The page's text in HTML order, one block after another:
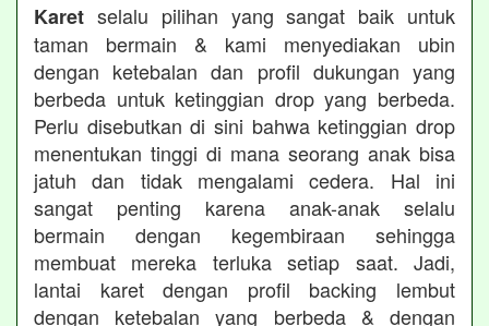
Karet selalu pilihan yang sangat baik untuk
taman bermain & kami menyediakan ubin
dengan ketebalan dan profil dukungan yang
berbeda untuk ketinggian drop yang berbeda.
Perlu disebutkan di sini bahwa ketinggian drop
menentukan tinggi di mana seorang anak bisa
jatuh dan tidak mengalami cedera. Hal ini
sangat penting karena anak-anak selalu
bermain dengan kegembiraan sehingga
membuat mereka terluka setiap saat. Jadi,
lantai karet dengan profil backing lembut
dengan ketebalan yang berbeda & dengan